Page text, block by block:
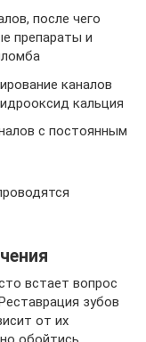
после чего
препараты и
каналов
кальция
с постоянным
встает вопрос
зубов
от их